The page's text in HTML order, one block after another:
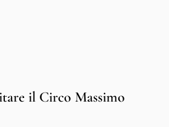
il Circo Massimo